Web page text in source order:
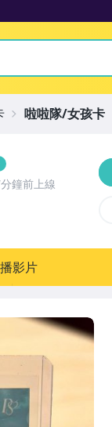
鐘前上線
影片
啦啦隊/女孩卡